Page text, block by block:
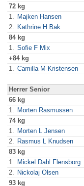
72 kg
1. Majken Hansen
2. Kathrine H Bak
84 kg
1. Sofie F Mix
+84 kg
1. Camilla M Kristensen
Herrer Senior
66 kg
1. Morten Rasmussen
74 kg
1. Morten L Jensen
2. Rasmus L Knudsen
83 kg
1. Mickel Dahl Flensborg
2. Nickolaj Olsen
93 kg